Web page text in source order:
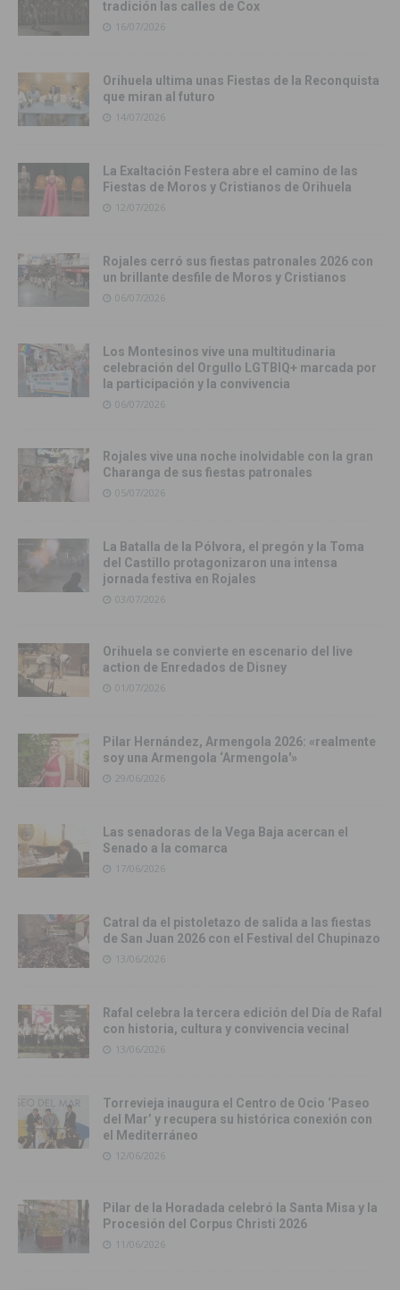
tradición las calles de Cox
16/07/2026
Orihuela ultima unas Fiestas de la Reconquista
que miran al futuro
14/07/2026
La Exaltación Festera abre el camino de las
Fiestas de Moros y Cristianos de Orihuela
12/07/2026
Rojales cerró sus fiestas patronales 2026 con
un brillante desfile de Moros y Cristianos
06/07/2026
Los Montesinos vive una multitudinaria
celebración del Orgullo LGTBIQ+ marcada por
la participación y la convivencia
06/07/2026
Rojales vive una noche inolvidable con la gran
Charanga de sus fiestas patronales
05/07/2026
La Batalla de la Pólvora, el pregón y la Toma
del Castillo protagonizaron una intensa
jornada festiva en Rojales
03/07/2026
Orihuela se convierte en escenario del live
action de Enredados de Disney
01/07/2026
Pilar Hernández, Armengola 2026: «realmente
soy una Armengola ‘Armengola'»
29/06/2026
Las senadoras de la Vega Baja acercan el
Senado a la comarca
17/06/2026
Catral da el pistoletazo de salida a las fiestas
de San Juan 2026 con el Festival del Chupinazo
13/06/2026
Rafal celebra la tercera edición del Día de Rafal
con historia, cultura y convivencia vecinal
13/06/2026
Torrevieja inaugura el Centro de Ocio ‘Paseo
del Mar’ y recupera su histórica conexión con
el Mediterráneo
12/06/2026
Pilar de la Horadada celebró la Santa Misa y la
Procesión del Corpus Christi 2026
11/06/2026